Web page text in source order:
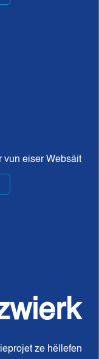
vun eiser Websäit
ze hëllefen